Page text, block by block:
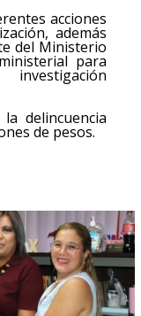
acciones
además
del Ministerio
para
delincuencia
de pesos.